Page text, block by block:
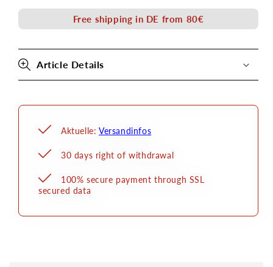
hochelastisch
wasserlöslich
Senjo
hochelastisch
wasserlöslich
Senjo
Free shipping in DE from 80€
Article Details
Aktuelle: Versandinfos
30 days right of withdrawal
100% secure payment through SSL
secured data